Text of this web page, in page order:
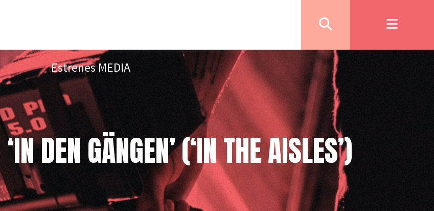
Estrenes MEDIA
DEN GÄNGEN’ (‘IN THE AISLES’)